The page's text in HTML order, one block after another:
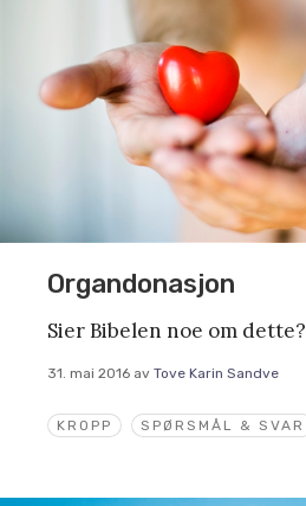
KROPP SPØRSMÅL & SVAR
Organdonasjon
Sier Bibelen noe om dette?
31. mai 2016 av Tove Karin Sandve